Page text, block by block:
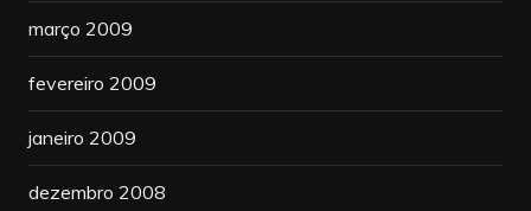
março 2009
fevereiro 2009
janeiro 2009
dezembro 2008